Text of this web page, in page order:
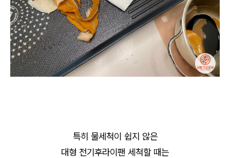
특히 물세척이 쉽지 않은
대형 전기후라이팬 세척할 때는